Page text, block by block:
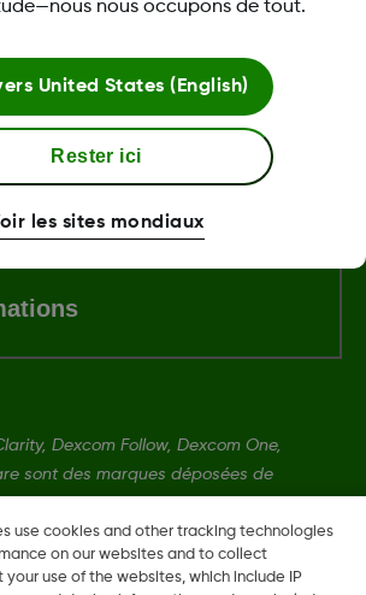
Dexcom Follow, Dexcom One,
sont des marques déposées de
use cookies and other tracking technologies
on our websites and to collect
your use of the websites, which include IP
nous occupons de tout.
United States (English)
Rester ici
les sites mondiaux